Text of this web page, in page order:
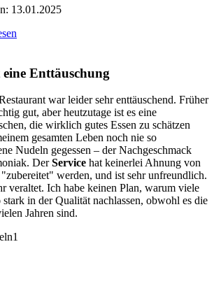
13.01.2025
Enttäuschung
war leider sehr enttäuschend. Früher
gut, aber heutzutage ist es eine
die wirklich gutes Essen zu schätzen
gesamten Leben noch nie so
Nudeln gegessen – der Nachgeschmack
DerService hat keinerlei Ahnung von
werden, und ist sehr unfreundlich.
veraltet. Ich habe keinen Plan, warum viele
in der Qualität nachlassen, obwohl es die
Jahren sind.
1